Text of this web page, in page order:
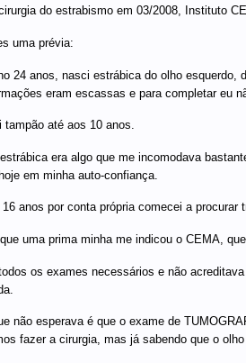
do estrabismo em 03/2008, Instituto
uma prévia:
24 anos, nasci estrábica do olho
eram escassas e para completar eu
tampão até aos 10 anos.
era algo que me incomodava
em minha auto-confiança.
anos por conta própria comecei a
uma prima minha me indicou o CEMA,
os exames necessários e não
não esperava é que o exame de
fazer a cirurgia, mas já sabendo que o